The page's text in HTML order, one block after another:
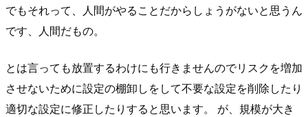
でもそれって、人間がやることだからしょうがないと思うん
です、人間だもの。
とは言っても放置するわけにも行きませんのでリスクを増加
させないために設定の棚卸しをして不要な設定を削除したり
適切な設定に修正したりすると思います。 が、規模が大き